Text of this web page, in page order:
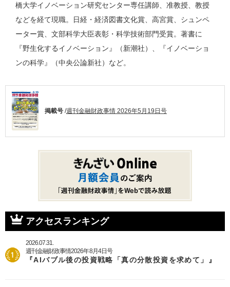
橋大学イノベーション研究センター専任講師、准教授、教授
などを経て現職。日経・経済図書文化賞、高宮賞、シュンペ
ーター賞、文部科学大臣表彰・科学技術部門受賞。著書に
『野生化するイノベーション』（新潮社）、『イノベーショ
ンの科学』（中央公論新社）など。
掲載号 /週刊金融財政事情 2026年5月19日号
アクセスランキング
2026.07.31.
週刊金融財政事情2026年8月4日号
『AIバブル後の投資戦略「真の分散投資を求めて」』